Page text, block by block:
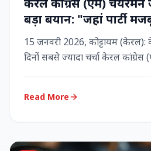
बड़ा बयान: "जहां पार्टी
बनी रहेगी" – LDF के साथ
15 जनवरी 2026, कोट्टायम (केरल):
दिनों सबसे ज्यादा चर्चा केरल
Read More